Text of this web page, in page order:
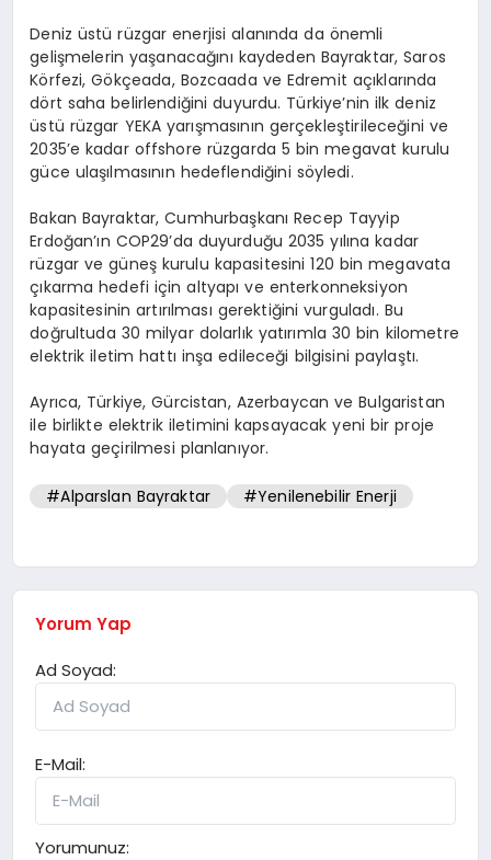
Deniz üstü rüzgar enerjisi alanında da önemli
gelişmelerin yaşanacağını kaydeden Bayraktar, Saros
Körfezi, Gökçeada, Bozcaada ve Edremit açıklarında
dört saha belirlendiğini duyurdu. Türkiye’nin ilk deniz
üstü rüzgar YEKA yarışmasının gerçekleştirileceğini ve
2035’e kadar offshore rüzgarda 5 bin megavat kurulu
güce ulaşılmasının hedeflendiğini söyledi.
Bakan Bayraktar, Cumhurbaşkanı Recep Tayyip
Erdoğan’ın COP29’da duyurduğu 2035 yılına kadar
rüzgar ve güneş kurulu kapasitesini 120 bin megavata
çıkarma hedefi için altyapı ve enterkonneksiyon
kapasitesinin artırılması gerektiğini vurguladı. Bu
doğrultuda 30 milyar dolarlık yatırımla 30 bin kilometre
elektrik iletim hattı inşa edileceği bilgisini paylaştı.
Ayrıca, Türkiye, Gürcistan, Azerbaycan ve Bulgaristan
ile birlikte elektrik iletimini kapsayacak yeni bir proje
hayata geçirilmesi planlanıyor.
#Alparslan Bayraktar #Yenilenebilir Enerji
Yorum Yap
Ad Soyad:
E-Mail:
Yorumunuz: